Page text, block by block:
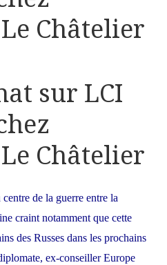
Châtelier
sur LCI
Châtelier
de la guerre entre la
craint notamment que cette
des Russes dans les prochains
ex-conseiller Europe